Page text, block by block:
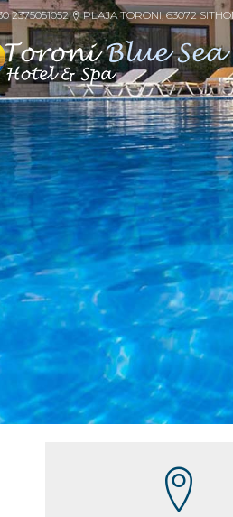
2375051052 PLAJA TORONI, 63072